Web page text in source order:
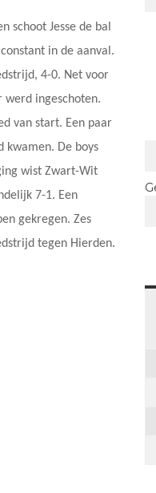
Jesse de bal
in de aanval.
4-0. Net voor
werd ingeschoten.
van start. Een paar
kwamen. De boys
wist Zwart-Wit
7-1. Een
gekregen. Zes
tegen Hierden.